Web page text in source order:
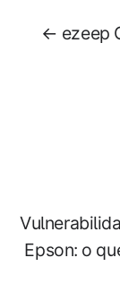
← ezeep
Epson: o